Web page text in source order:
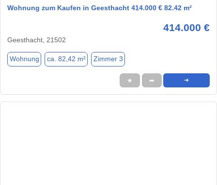
Wohnung zum Kaufen in Geesthacht 414.000 € 82.42 m²
414.000 €
Geesthacht, 21502
Wohnung ca. 82,42 m² Zimmer 3
★ ➦ ➜